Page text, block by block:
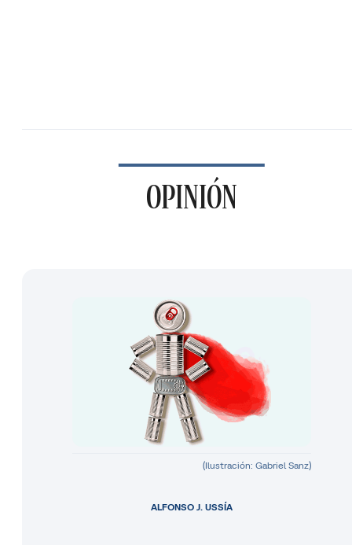
OPINIÓN
(Ilustración: Gabriel Sanz)
ALFONSO J. USSÍA